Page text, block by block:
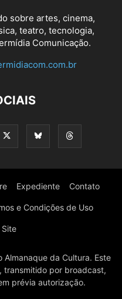
sobre artes, cinema,
teatro, tecnologia,
Comunicação.
Expediente Contato
e Condições de Uso
da Cultura. Este
transmitido por broadcast,
prévia autorização.